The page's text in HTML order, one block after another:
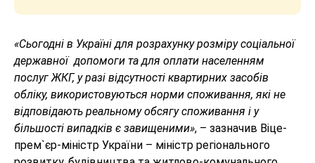
«Сьогодні в Україні для розрахунку розміру соціальної
державної допомоги та для оплати населенням
послуг ЖКГ, у разі відсутності квартирних засобів
обліку, використовуються норми споживання, які не
відповідають реальному обсягу споживання і у
більшості випадків є завищеними», – зазначив Віце-
прем`єр-міністр України – міністр регіонального